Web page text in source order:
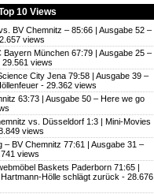
10 Views
BV Chemnitz – 85:66 | Ausgabe 52 –
views
Bayern München 67:79 | Ausgabe 25 –
29.561 views
City Jena 79:58 | Ausgabe 39 –
- 29.362 views
63:73 | Ausgabe 50 – Here we go
vs. Düsseldorf 1:3 | Mini-Movies
views
– BV Chemnitz 77:61 | Ausgabe 31 –
views
Baskets Paderborn 71:65 |
Hölle schlägt zurück - 28.676